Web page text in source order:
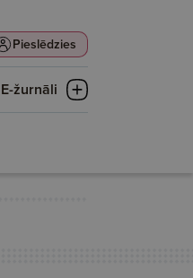
Pieslēdzies
E-žurnāli